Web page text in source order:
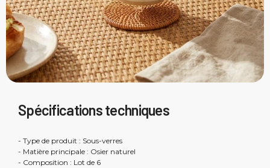
Spécifications techniques
- Type de produit : Sous-verres
- Matière principale : Osier naturel
- Composition : Lot de 6